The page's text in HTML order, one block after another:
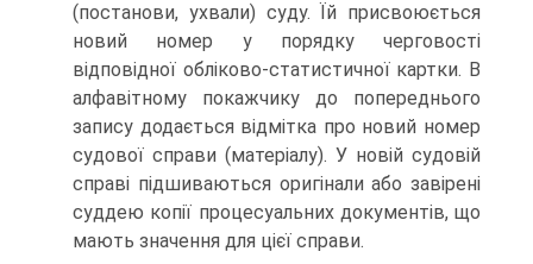
(постанови, ухвали) суду. Їй присвоюється
новий номер у порядку черговості
відповідної обліково-статистичної картки. В
алфавітному покажчику до попереднього
запису додається відмітка про новий номер
судової справи (матеріалу). У новій судовій
справі підшиваються оригінали або завірені
суддею копії процесуальних документів, що
мають значення для цієї справи.